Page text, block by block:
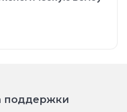
поддержки